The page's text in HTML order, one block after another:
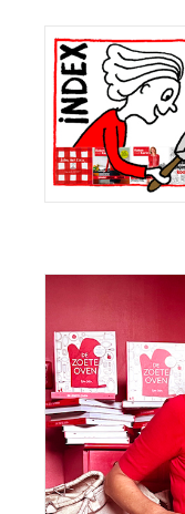
Primaire
Sidebar